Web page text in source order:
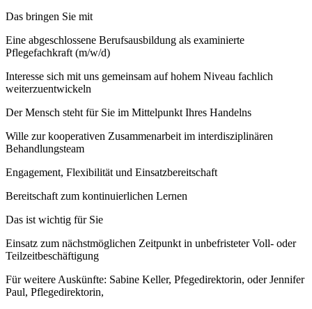
Das bringen Sie mit
Eine abgeschlossene Berufsausbildung als examinierte
Pflegefachkraft (m/w/d)
Interesse sich mit uns gemeinsam auf hohem Niveau fachlich
weiterzuentwickeln
Der Mensch steht für Sie im Mittelpunkt Ihres Handelns
Wille zur kooperativen Zusammenarbeit im interdisziplinären
Behandlungsteam
Engagement, Flexibilität und Einsatzbereitschaft
Bereitschaft zum kontinuierlichen Lernen
Das ist wichtig für Sie
Einsatz zum nächstmöglichen Zeitpunkt in unbefristeter Voll- oder
Teilzeitbeschäftigung
Für weitere Auskünfte: Sabine Keller, Pfegedirektorin, oder Jennifer
Paul, Pflegedirektorin,